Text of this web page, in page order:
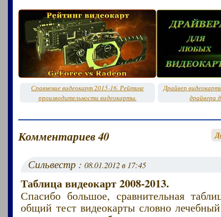
Сравнение видеокарт 2015-16. Рейтинг
производительности видеокарты.
Драйвер
драйвера
Комментариев 40
Сильвестр :08.01.2012 в 17:45
Таблица видеокарт 2008-2013.
Спасибо большое, сравнительная
общий тест видеокарты словно